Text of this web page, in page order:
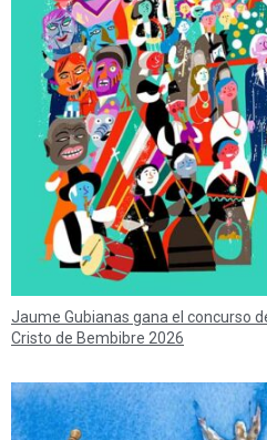
Jaume Gubianas gana el concurso
Cristo de Bembibre 2026